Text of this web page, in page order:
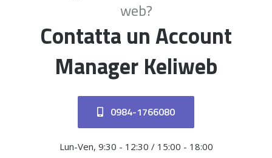
web?
Contatta un Account
Manager Keliweb
0984-1766080
Lun-Ven, 9:30 - 12:30 / 15:00 - 18:00